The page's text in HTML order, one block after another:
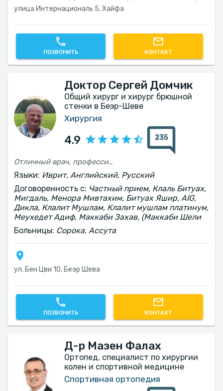
улица Интернациональ 5, Хайфа
ПОЗВОНИТЬ КОНТАКТ
Доктор Сергей Домчик
Общий хирург и хирург брюшной
стенки в Беэр-Шеве
Хирургия
4.9 235
Отличный врач, профессиональный и удивительный, превосходное обслуживание
Языки: Иврит, Английский, Русский
Договоренность с: Частный прием, Клаль Битуах,
Мигдаль, Менора Мивтахим, Битуах Яшир, AIG,
Дикла, Клалит Мушлам, Клалит мушлам платинум,
Меухедет Адиф, Маккаби Захав, (Маккаби Шели
Больницы: Сорока, Ассута
ул. Бен Цви 10, Беэр Шева
ПОЗВОНИТЬ КОНТАКТ
Д-р Мазен Фалах
Ортопед, специалист по хирургии
колен и спортивной медицине
Спортивная ортопедия